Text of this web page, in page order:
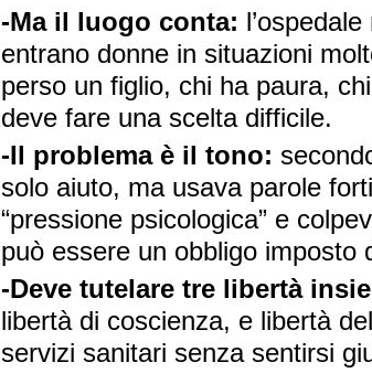
-Ma il luogo conta:
entrano donne in situazioni
perso un figlio, chi ha paura,
deve fare una scelta difficile.
-Il problema è il tono:
solo aiuto, ma usava parole
“pressione psicologica” e
può essere un obbligo imposto
-Deve tutelare tre libertà
libertà di coscienza, e libertà
servizi sanitari senza sentirsi